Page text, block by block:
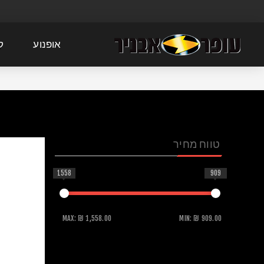
אופנוע
טווח מחיר
MIN: ₪ 909.00
MAX: ₪ 1,558.00
1558 909